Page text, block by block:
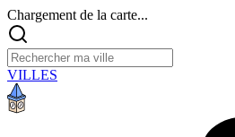
Chargement de la carte...
VILLES